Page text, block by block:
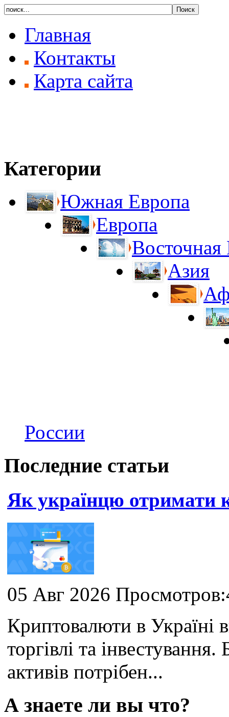
Главная
Контакты
Карта сайта
Категории
Южная Европа
Европа
Восточная
Азия
России
Последние статьи
Як українцю отримати
05 Авг 2026
Криптовалюти в Україні
торгівлі та
активів потрібен...
А знаете ли вы что?